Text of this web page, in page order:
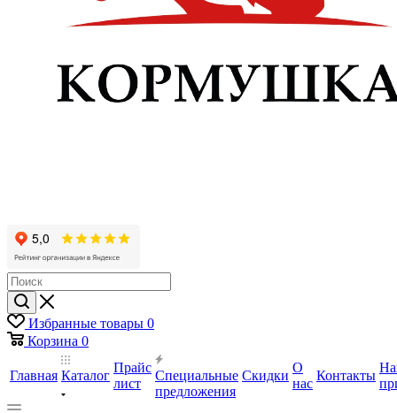
Избранные товары 0
Корзина 0
Главная Каталог
Прайс
лист
Специальные
предложения
Скидки
О
нас
Контакты